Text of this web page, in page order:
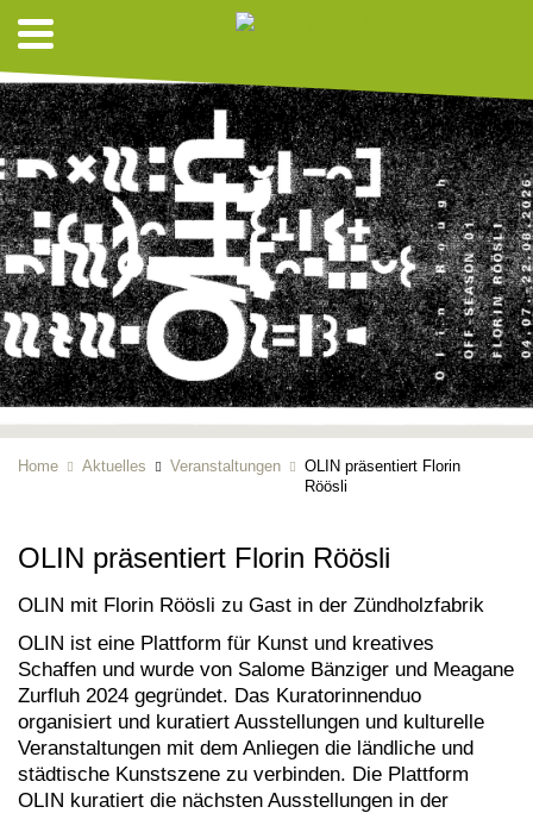
Home Aktuelles Veranstaltungen
OLIN präsentiert Florin
Röösli
OLIN präsentiert Florin Röösli
OLIN mit Florin Röösli zu Gast in der Zündholzfabrik
OLIN ist eine Plattform für Kunst und kreatives
Schaffen und wurde von Salome Bänziger und Meagane
Zurfluh 2024 gegründet. Das Kuratorinnenduo
organisiert und kuratiert Ausstellungen und kulturelle
Veranstaltungen mit dem Anliegen die ländliche und
städtische Kunstszene zu verbinden. Die Plattform
OLIN kuratiert die nächsten Ausstellungen in der